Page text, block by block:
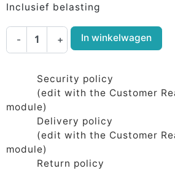
Inclusief belasting
- + In winkelwagen
Security policy
(edit with the Customer
module)
Delivery policy
(edit with the Customer
module)
Return policy